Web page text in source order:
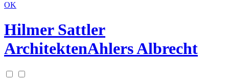
OK
Hilmer Sattler
ArchitektenAhlers Albrecht